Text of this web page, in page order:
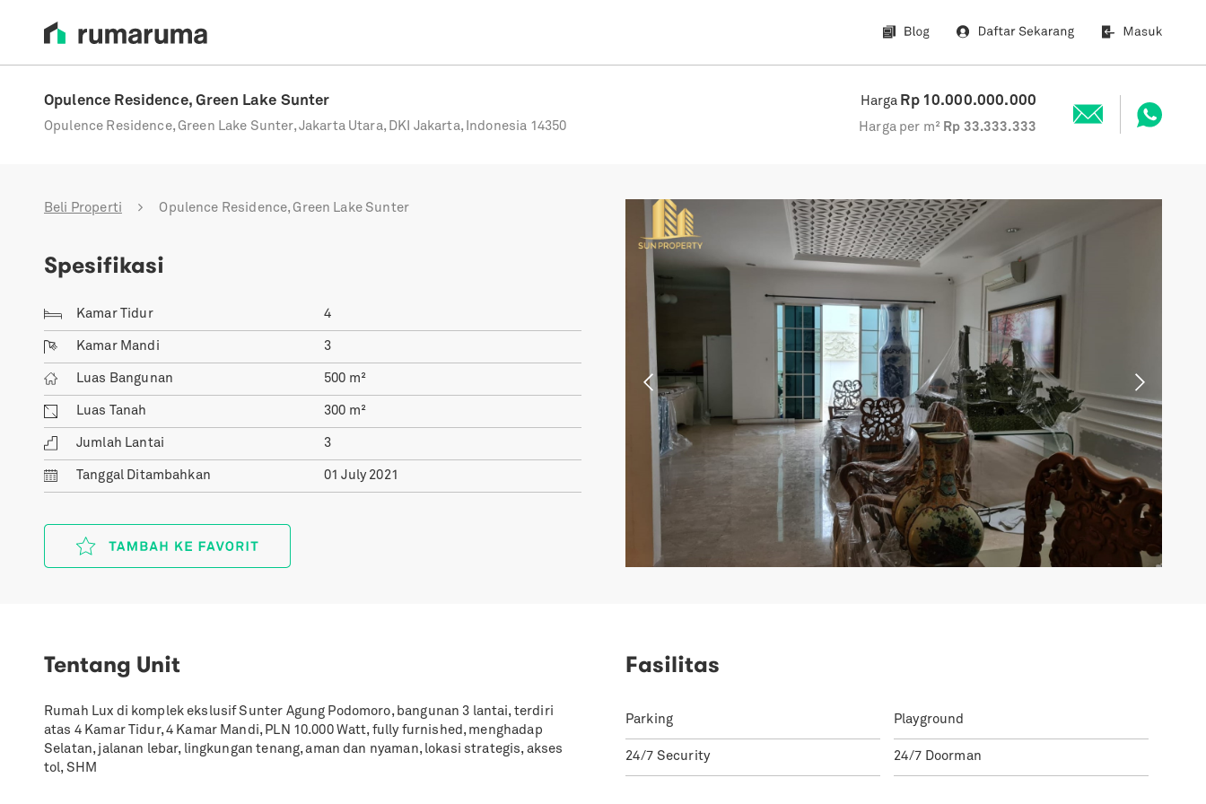
Opulence Residence, Green Lake Sunter
Opulence Residence, Green Lake Sunter, Jakarta Utara, DKI Jakarta, Indonesia 14350
Harga Rp 10.000.000.000
Harga per m² Rp 33.333.333
Beli Properti Opulence Residence, Green Lake Sunter
Spesifikasi
Kamar Tidur 4
Kamar Mandi 3
Luas Bangunan 500 m²
Luas Tanah 300 m²
Jumlah Lantai 3
Tanggal Ditambahkan 01 July 2021
Previous
Tentang Unit
Rumah Lux di komplek ekslusif Sunter Agung Podomoro, bangunan 3 lantai, terdiri
atas 4 Kamar Tidur, 4 Kamar Mandi, PLN 10.000 Watt, fully furnished, menghadap
Selatan, jalanan lebar, lingkungan tenang, aman dan nyaman, lokasi strategis, akses
tol, SHM
Fasilitas
Parking Playground
24/7 Security 24/7 Doorman